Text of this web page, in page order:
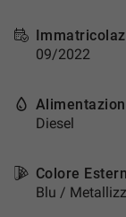
09/2022
Diesel
Colore
Blu /
strumenti
rimanda
alla
Puoi
rivedere